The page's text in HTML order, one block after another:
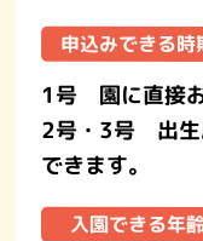
申込みできる時
1号 園に直接
2号・3号 出生
できます。
入園できる年